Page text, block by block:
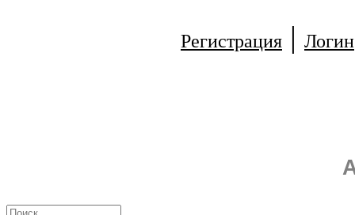
Регистрация | Логин